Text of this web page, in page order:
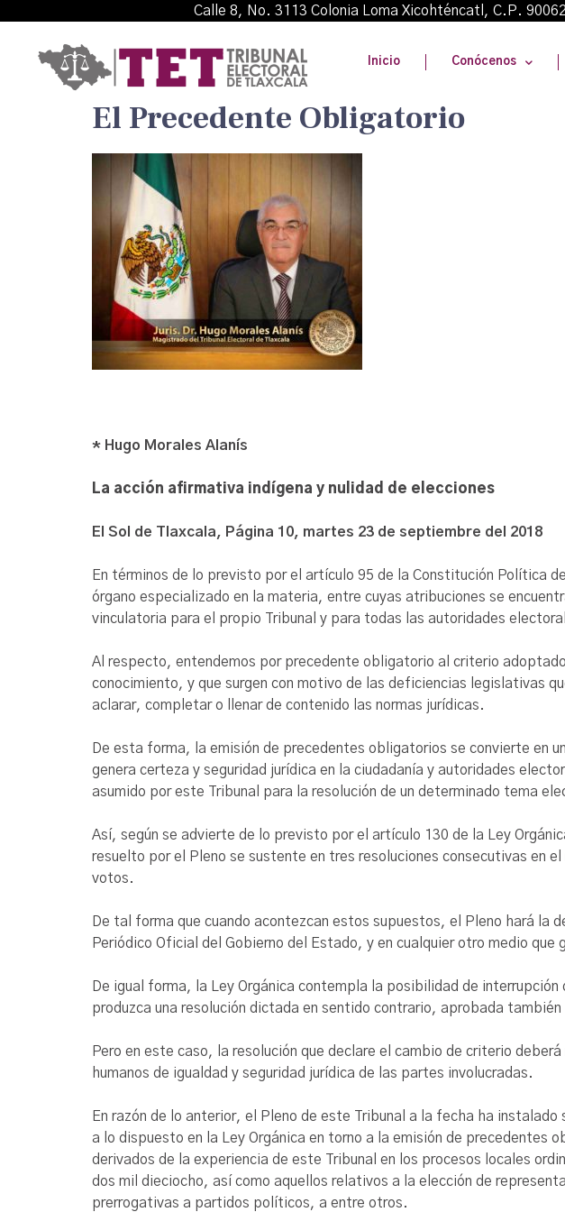
Calle 8, No. 3113 Colonia Loma Xicohténcatl,
Inicio Conócenos
El Precedente Obligatorio
* Hugo Morales Alanís
La acción afirmativa indígena y nulidad de elecciones
El Sol de Tlaxcala, Página 10, martes 23 de septiembre del 2018
En términos de lo previsto por el artículo 95 de la Constitución Política
órgano especializado en la materia, entre cuyas atribuciones se
vinculatoria para el propio Tribunal y para todas las autoridades
Al respecto, entendemos por precedente obligatorio al criterio
conocimiento, y que surgen con motivo de las deficiencias legislativas
aclarar, completar o llenar de contenido las normas jurídicas.
De esta forma, la emisión de precedentes obligatorios se convierte
genera certeza y seguridad jurídica en la ciudadanía y autoridades
asumido por este Tribunal para la resolución de un determinado tema
Así, según se advierte de lo previsto por el artículo 130 de la Ley
resuelto por el Pleno se sustente en tres resoluciones consecutivas en
votos.
De tal forma que cuando acontezcan estos supuestos, el Pleno hará la
Periódico Oficial del Gobierno del Estado, y en cualquier otro medio
De igual forma, la Ley Orgánica contempla la posibilidad de
produzca una resolución dictada en sentido contrario, aprobada
Pero en este caso, la resolución que declare el cambio de criterio
humanos de igualdad y seguridad jurídica de las partes involucradas.
En razón de lo anterior, el Pleno de este Tribunal a la fecha ha
a lo dispuesto en la Ley Orgánica en torno a la emisión de
derivados de la experiencia de este Tribunal en los procesos locales
dos mil dieciocho, así como aquellos relativos a la elección de
prerrogativas a partidos políticos, a entre otros.